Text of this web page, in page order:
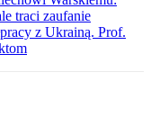
traci zaufanie
z Ukrainą. Prof.